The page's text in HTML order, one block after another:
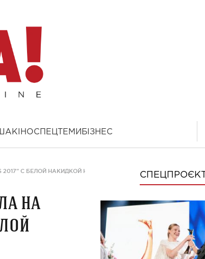
КІНОСПЕЦТЕМИ БІЗНЕС
2017" С БЕЛОЙ НАКИДКОЙ НА ГОЛОВЕ
на